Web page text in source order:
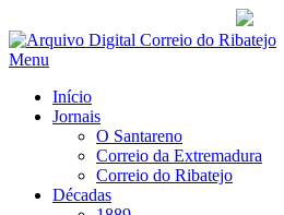
Saltar
para
Menu
Início
Jornais
O Santareno
Correio da Extremadura
Correio do Ribatejo
Décadas